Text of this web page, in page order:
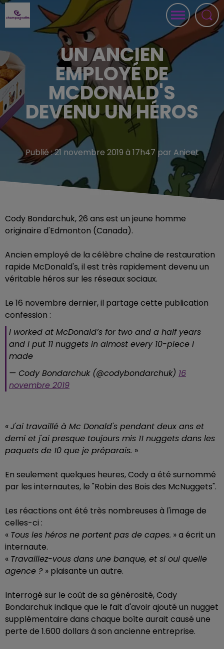
UN ANCIEN
EMPLOYÉ DE
MCDONALD'S
DEVENU UN HÉROS
Publié : 21 novembre 2019 à 17h47 par Anicet
Cody Bondarchuk, 26 ans est un jeune homme
originaire d'Edmonton (Canada).
Ancien employé de la célèbre chaîne de restauration
rapide McDonald's, il est très rapidement devenu un
véritable héros sur les réseaux sociaux.
Le 16 novembre dernier, il partage cette publication
confession :
I worked at McDonald’s for two and a half years
and I put 11 nuggets in almost every 10-piece I
made
— Cody Bondarchuk (@codybondarchuk) 16
novembre 2019
«J'ai travaillé à Mc Donald's pendant deux ans et
demi et j'ai presque toujours mis 11 nuggets dans les
paquets de 10 que je préparais. »
En seulement quelques heures, Cody a été surnommé
par les internautes, le "Robin des Bois des McNuggets".
Les réactions ont été très nombreuses à l'image de
celles-ci :
« Tous les héros ne portent pas de capes. » a écrit un
internaute.
« Travaillez-vous dans une banque, et si oui quelle
agence ? » plaisante un autre.
Interrogé sur le coût de sa générosité, Cody
Bondarchuk indique que le fait d'avoir ajouté un nugget
supplémentaire dans chaque boîte aurait causé une
perte de 1.600 dollars à son ancienne entreprise.